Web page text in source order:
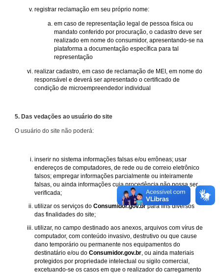
registrar reclamação em seu próprio nome:
em caso de representação legal de pessoa física ou
mandato conferido por procuração, o cadastro deve ser
realizado em nome do consumidor, apresentando-se na
plataforma a documentação específica para tal
representação
realizar cadastro, em caso de reclamação de MEI, em nome do
responsável e deverá ser apresentado o certificado de
condição de microempreendedor individual
5. Das vedações ao usuário do site
O usuário do site não poderá:
inserir no sistema informações falsas e/ou errôneas; usar
endereços de computadores, de rede ou de correio eletrônico
falsos; empregar informações parcialmente ou inteiramente
falsas, ou ainda informações cuja procedência não possa ser
verificada;
utilizar os serviços do Consumidor.gov.brpara fins diversos
das finalidades do site;
utilizar, no campo destinado aos anexos, arquivos com vírus de
computador, com conteúdo invasivo, destrutivo ou que cause
dano temporário ou permanente nos equipamentos do
destinatário e/ou do Consumidor.gov.br , ou ainda materiais
protegidos por propriedade intelectual ou sigilo comercial,
excetuando-se os casos em que o realizador do carregamento